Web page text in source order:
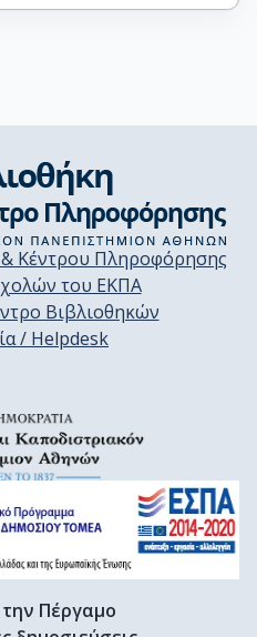
Κέντρου Πληροφόρησης
του ΕΚΠΑ
Βιβλιοθηκών
/ Helpdesk
Πέργαμο